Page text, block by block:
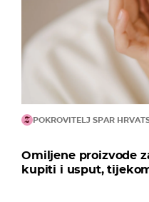
POKROVITELJ SPAR
Omiljene proizvode
kupiti i usput,